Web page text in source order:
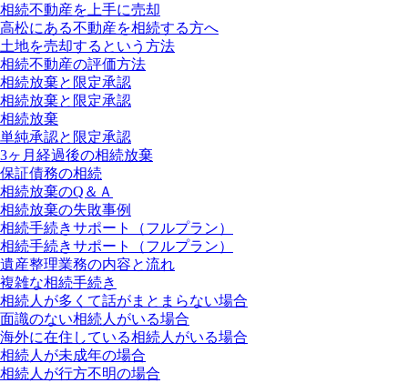
相続不動産を上手に売却
高松にある不動産を相続する方へ
土地を売却するという方法
相続不動産の評価方法
相続放棄と限定承認
相続放棄と限定承認
相続放棄
単純承認と限定承認
3ヶ月経過後の相続放棄
保証債務の相続
相続放棄のQ＆Ａ
相続放棄の失敗事例
相続手続きサポート（フルプラン）
相続手続きサポート（フルプラン）
遺産整理業務の内容と流れ
複雑な相続手続き
相続人が多くて話がまとまらない場合
面識のない相続人がいる場合
海外に在住している相続人がいる場合
相続人が未成年の場合
相続人が行方不明の場合